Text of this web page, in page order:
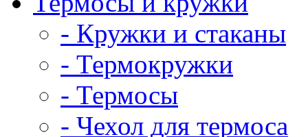
- Кружки и стаканы
- Термокружки
- Термосы
- Чехол для термоса